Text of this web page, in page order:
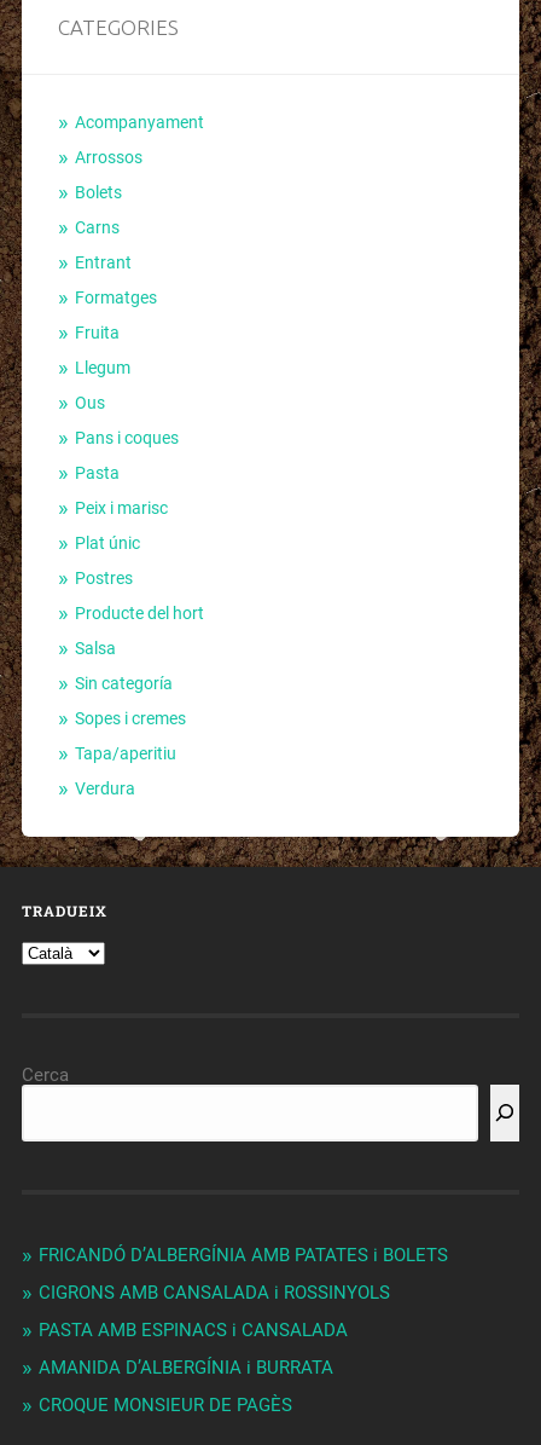
CATEGORIES
Acompanyament
Arrossos
Bolets
Carns
Entrant
Formatges
Fruita
Llegum
Ous
Pans i coques
Pasta
Peix i marisc
Plat únic
Postres
Producte del hort
Salsa
Sin categoría
Sopes i cremes
Tapa/aperitiu
Verdura
TRADUEIX
Cerca
FRICANDÓ D’ALBERGÍNIA AMB PATATES i BOLETS
CIGRONS AMB CANSALADA i ROSSINYOLS
PASTA AMB ESPINACS i CANSALADA
AMANIDA D’ALBERGÍNIA i BURRATA
CROQUE MONSIEUR DE PAGÈS